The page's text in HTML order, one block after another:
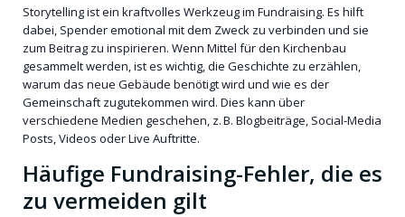
Storytelling ist ein kraftvolles Werkzeug im Fundraising. Es hilft
dabei, Spender emotional mit dem Zweck zu verbinden und sie
zum Beitrag zu inspirieren. Wenn Mittel für den Kirchenbau
gesammelt werden, ist es wichtig, die Geschichte zu erzählen,
warum das neue Gebäude benötigt wird und wie es der
Gemeinschaft zugutekommen wird. Dies kann über
verschiedene Medien geschehen, z. B. Blogbeiträge, Social-Media
Posts, Videos oder Live Auftritte.
Häufige Fundraising-Fehler, die es
zu vermeiden gilt